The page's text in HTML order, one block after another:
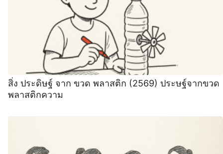
สิ่ง ประดิษฐ์ จาก ขวด พลาสติก (2569) ประษฐ์จากขวด
พลาสติกความ